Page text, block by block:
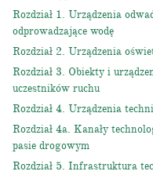
Rozdział 1. Urządzenia
odprowadzające wodę
Rozdział 2. Urządzenia
Rozdział 3. Obiekty i
uczestników ruchu
Rozdział 4. Urządzenia
Rozdział 4a. Kanały
pasie drogowym
Rozdział 5. Infrastruktura